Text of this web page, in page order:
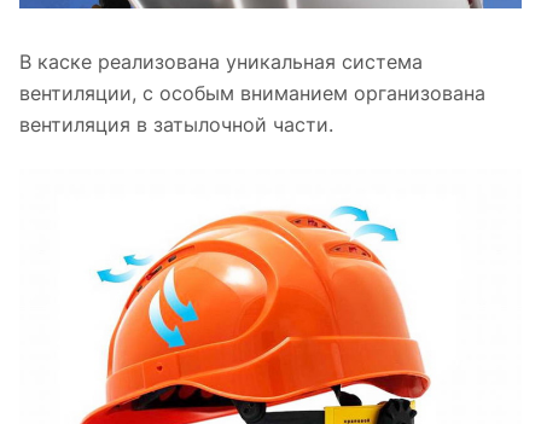
В каске реализована уникальная система
вентиляции, с особым вниманием организована
вентиляция в затылочной части.